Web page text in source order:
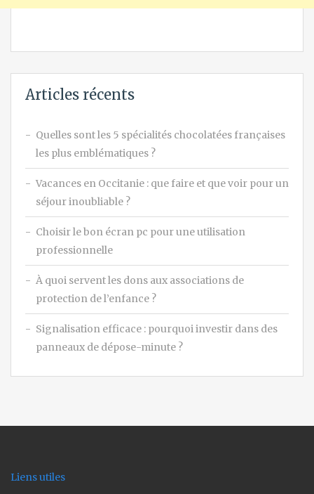
Articles récents
Quelles sont les 5 spécialités chocolatées françaises
les plus emblématiques ?
Vacances en Occitanie : que faire et que voir pour un
séjour inoubliable ?
Choisir le bon écran pc pour une utilisation
professionnelle
À quoi servent les dons aux associations de
protection de l’enfance ?
Signalisation efficace : pourquoi investir dans des
panneaux de dépose-minute ?
Liens utiles